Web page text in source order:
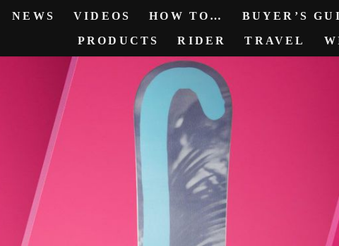
NEWS VIDEOS HOW TO… BUYER’S
PRODUCTS RIDER TRAVEL